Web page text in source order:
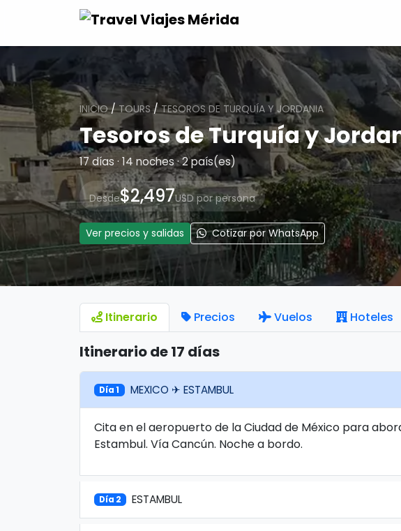
INICIO/TOURS/TESOROS DE TURQUÍA Y JORDANIA
Tesoros de Turquía y
17 días · 14 noches · 2 país(es)
Desde$2,497USD por persona
Ver precios y salidas Cotizar por WhatsApp
Itinerario Precios Vuelos Hoteles
Itinerario de 17 días
Día 1 MEXICO ✈ ESTAMBUL
Cita en el aeropuerto de la Ciudad de México para
Estambul. Vía Cancún. Noche a bordo.
Día 2 ESTAMBUL